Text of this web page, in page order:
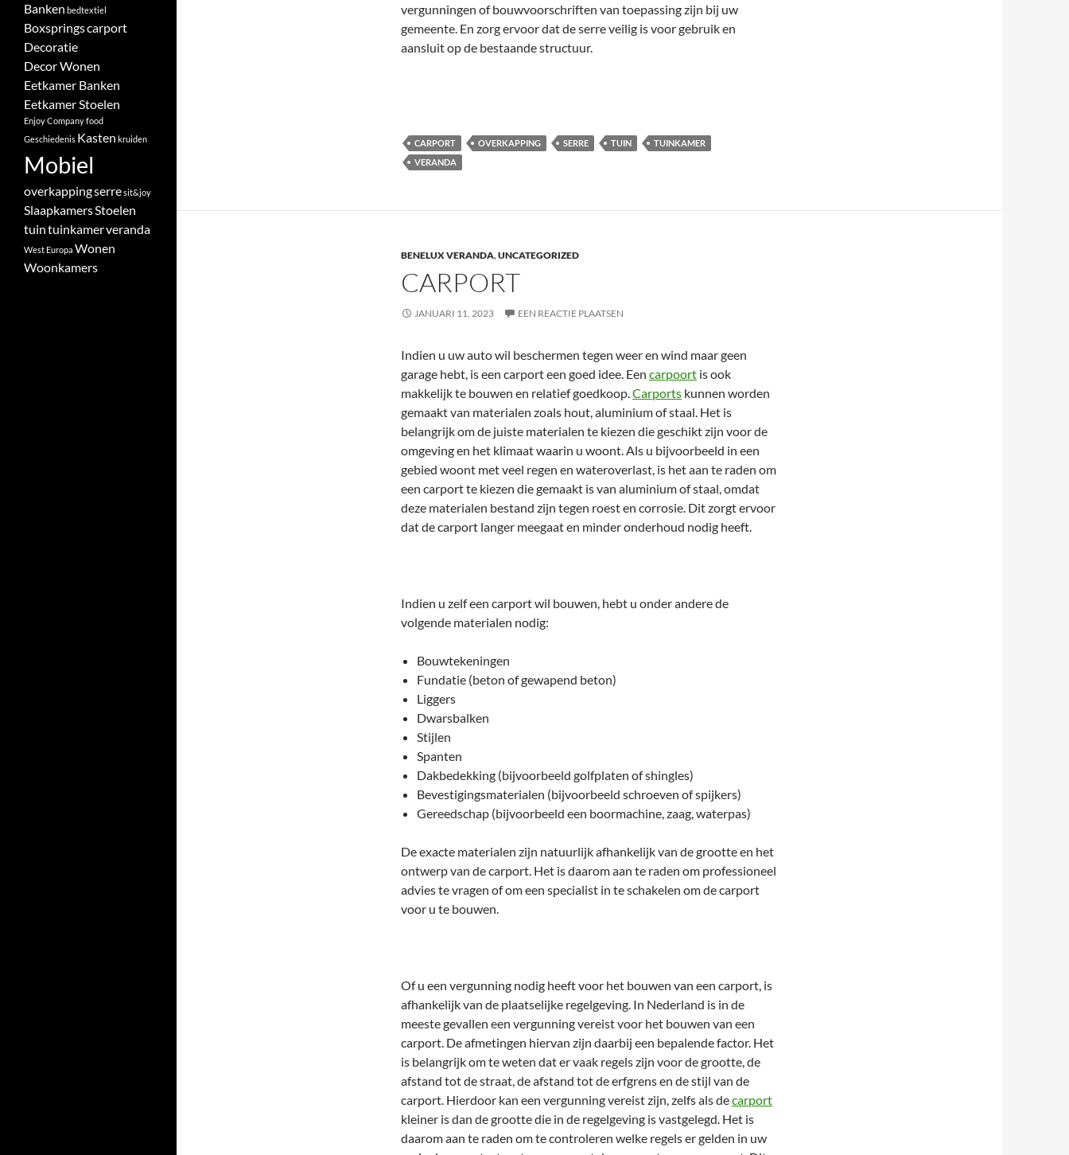
vergunningen of bouwvoorschriften van toepassing zijn bij uw
gemeente. En zorg ervoor dat de serre veilig is voor gebruik en
aansluit op de bestaande structuur.
CARPORT OVERKAPPING SERRE TUIN
TUINKAMER
VERANDA
BENELUX VERANDA,UNCATEGORIZED
CARPORT
JANUARI 11, 2023 EEN REACTIE PLAATSEN
Indien u uw auto wil beschermen tegen weer en wind maar geen
garage hebt, is een carport een goed idee. Een carpoort is ook
makkelijk te bouwen en relatief goedkoop.Carports kunnen worden
gemaakt van materialen zoals hout, aluminium of staal. Het is
belangrijk om de juiste materialen te kiezen die geschikt zijn voor de
omgeving en het klimaat waarin u woont. Als u bijvoorbeeld in een
gebied woont met veel regen en wateroverlast, is het aan te raden om
een carport te kiezen die gemaakt is van aluminium of staal, omdat
deze materialen bestand zijn tegen roest en corrosie. Dit zorgt ervoor
dat de carport langer meegaat en minder onderhoud nodig heeft.
Indien u zelf een carport wil bouwen, hebt u onder andere de
volgende materialen nodig:
Bouwtekeningen
Fundatie (beton of gewapend beton)
Liggers
Dwarsbalken
Stijlen
Spanten
Dakbedekking (bijvoorbeeld golfplaten of shingles)
Bevestigingsmaterialen (bijvoorbeeld schroeven of spijkers)
Gereedschap (bijvoorbeeld een boormachine, zaag, waterpas)
De exacte materialen zijn natuurlijk afhankelijk van de grootte en het
ontwerp van de carport. Het is daarom aan te raden om professioneel
advies te vragen of om een specialist in te schakelen om de carport
voor u te bouwen.
Of u een vergunning nodig heeft voor het bouwen van een carport, is
afhankelijk van de plaatselijke regelgeving. In Nederland is in de
meeste gevallen een vergunning vereist voor het bouwen van een
carport. De afmetingen hiervan zijn daarbij een bepalende factor. Het
is belangrijk om te weten dat er vaak regels zijn voor de grootte, de
afstand tot de straat, de afstand tot de erfgrens en de stijl van de
carport. Hierdoor kan een vergunning vereist zijn, zelfs als decarport
kleiner is dan de grootte die in de regelgeving is vastgelegd. Het is
daarom aan te raden om te controleren welke regels er gelden in uw
Banken bedtextiel
Boxspringscarport
Decoratie
Decor Wonen
Eetkamer Banken
Eetkamer Stoelen
Enjoy Companyfood
Geschiedenis Kasten kruiden
Mobiel
overkappingserresit&joy
SlaapkamersStoelen
tuintuinkamerveranda
West Europa Wonen
Woonkamers